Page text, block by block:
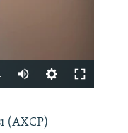
available
360p
(AXCP)